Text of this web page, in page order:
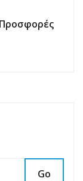
Προσφορές
Go